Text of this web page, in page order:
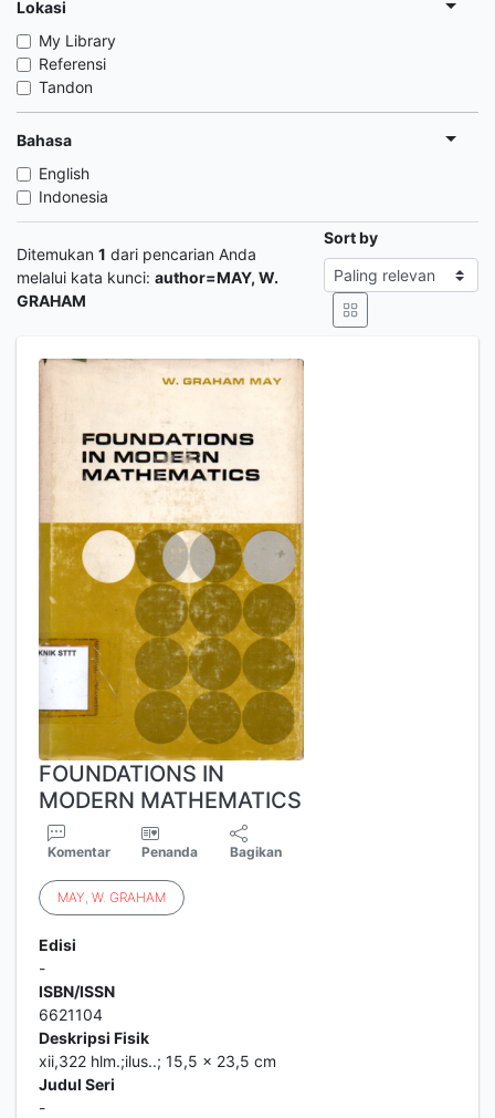
Lokasi
My Library
Referensi
Tandon
Bahasa
English
Indonesia
Ditemukan 1 dari pencarian Anda
melalui kata kunci: author=MAY, W.
GRAHAM
Sort by
FOUNDATIONS IN
MODERN MATHEMATICS
Komentar Penanda Bagikan
MAY, W. GRAHAM
Edisi
-
ISBN/ISSN
6621104
Deskripsi Fisik
xii,322 hlm.;ilus..; 15,5 x 23,5 cm
Judul Seri
-